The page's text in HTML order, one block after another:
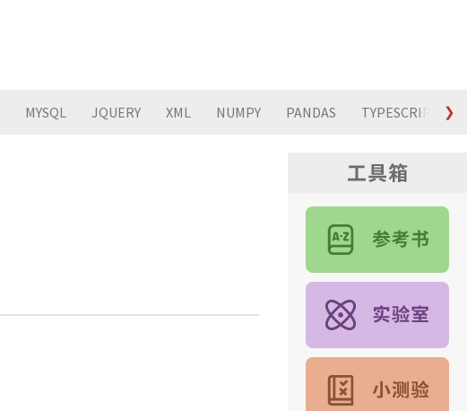
MYSQL JQUERY XML NUMPY PANDAS TYPESCRIPT ❯